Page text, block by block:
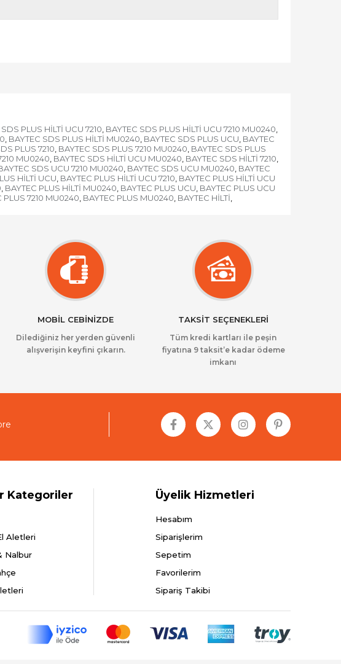
PLUS HİLTİ UCU 7210, BAYTEC SDS PLUS HİLTİ UCU 7210 MU0240,
, BAYTEC SDS PLUS HİLTİ MU0240, BAYTEC SDS PLUS UCU, BAYTEC
PLUS 7210, BAYTEC SDS PLUS 7210 MU0240, BAYTEC SDS PLUS
MU0240, BAYTEC SDS HİLTİ UCU MU0240, BAYTEC SDS HİLTİ 7210,
SDS UCU 7210 MU0240, BAYTEC SDS UCU MU0240, BAYTEC
HİLTİ UCU, BAYTEC PLUS HİLTİ UCU 7210, BAYTEC PLUS HİLTİ UCU
, BAYTEC PLUS HİLTİ MU0240, BAYTEC PLUS UCU, BAYTEC PLUS UCU
PLUS 7210 MU0240, BAYTEC PLUS MU0240, BAYTEC HİLTİ,
MOBİL CEBİNİZDE
Dilediğiniz her yerden güvenli
alışverişin keyfini çıkarın.
TAKSİT SEÇENEKLERİ
Tüm kredi kartları ile peşin
fiyatına 9 taksit’e kadar ödeme
imkanı
Kategoriler
Aletleri
Nalbur
Üyelik Hizmetleri
Hesabım
Siparişlerim
Sepetim
Favorilerim
Sipariş Takibi